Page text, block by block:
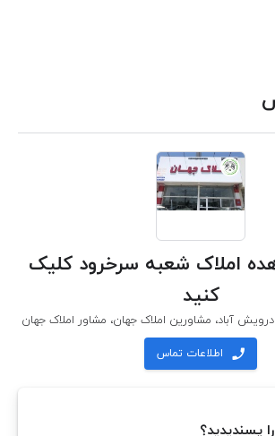
املاک شعبه سرخرود کلیک
کنید
 اطلاعات تماس
پسندیدید؟